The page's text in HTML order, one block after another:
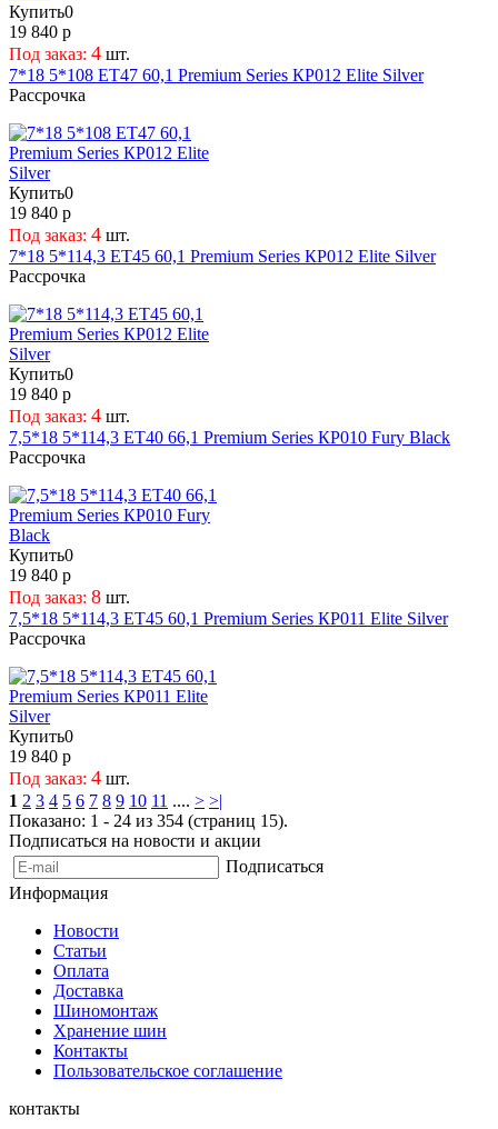
Купить0
19 840 р
Под заказ: 4 шт.
7*18 5*108 ET47 60,1 Premium Series КР012 Elite Silver
Рассрочка
Купить0
19 840 р
Под заказ: 4 шт.
7*18 5*114,3 ET45 60,1 Premium Series КР012 Elite Silver
Рассрочка
Купить0
19 840 р
Под заказ: 4 шт.
7,5*18 5*114,3 ET40 66,1 Premium Series КР010 Fury Black
Рассрочка
Купить0
19 840 р
Под заказ: 8 шт.
7,5*18 5*114,3 ET45 60,1 Premium Series КР011 Elite Silver
Рассрочка
Купить0
19 840 р
Под заказ: 4 шт.
1 2 3 4 5 6 7 8 9 10 11 .... > >|
Показано: 1 - 24 из 354 (страниц 15).
Подписаться на новости и акции
Подписаться
Информация
Новости
Статьи
Оплата
Доставка
Шиномонтаж
Хранение шин
Контакты
Пользовательское соглашение
контакты